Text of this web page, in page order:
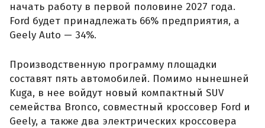
начать работу в первой половине 2027 года.
Ford будет принадлежать 66% предприятия, а
Geely Auto — 34%.
Производственную программу площадки
составят пять автомобилей. Помимо нынешней
Kuga, в нее войдут новый компактный SUV
семейства Bronco, совместный кроссовер Ford и
Geely, а также два электрических кроссовера